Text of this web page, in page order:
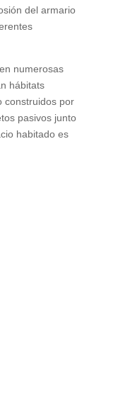
del armario
numerosas
hábitats
construidos por
pasivos junto
habitado es